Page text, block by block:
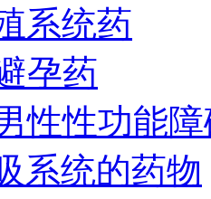
系统药
孕药
性性功能
系统的药物